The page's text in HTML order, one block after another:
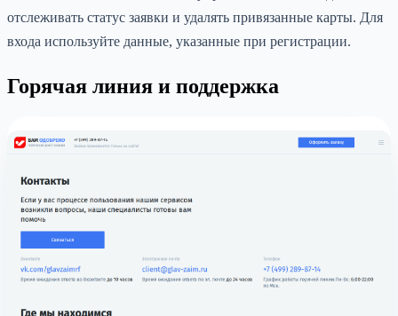
отслеживать статус заявки и удалять привязанные карты. Для
входа используйте данные, указанные при регистрации.
Горячая линия и поддержка